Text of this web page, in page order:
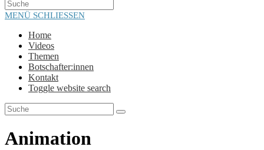
MENÜ SCHLIESSEN
Home
Videos
Themen
Botschafter:innen
Kontakt
Toggle website search
Animation